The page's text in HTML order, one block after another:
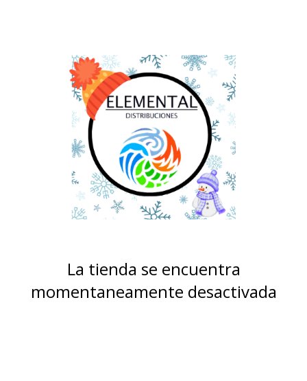
La tienda se encuentra
momentaneamente desactivada